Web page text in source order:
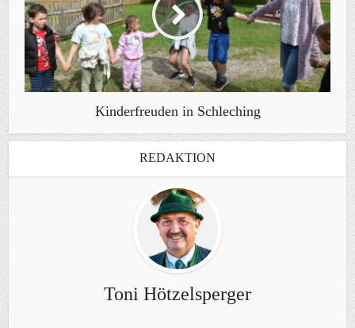
Kinderfreuden in Schleching
REDAKTION
Toni Hötzelsperger